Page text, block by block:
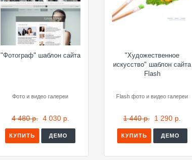
"Фотограф" шаблон сайта
Фото и видео галереи
4 480 р. 4 030 р.
КУПИТЬ ДЕМО
"Художественное
искусство" шаблон сайта
Flash
Flash фото и видео галереи
1 440 р. 1 290 р.
КУПИТЬ ДЕМО